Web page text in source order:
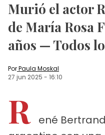
Murió el actor
de María Rosa
años — Todos
PorPaula Moskal
27 jun 2025 - 16:10
R
ené